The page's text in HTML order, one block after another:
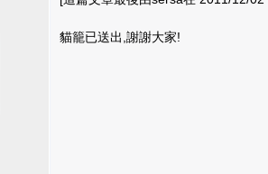
貓籠已送出,謝謝大家!